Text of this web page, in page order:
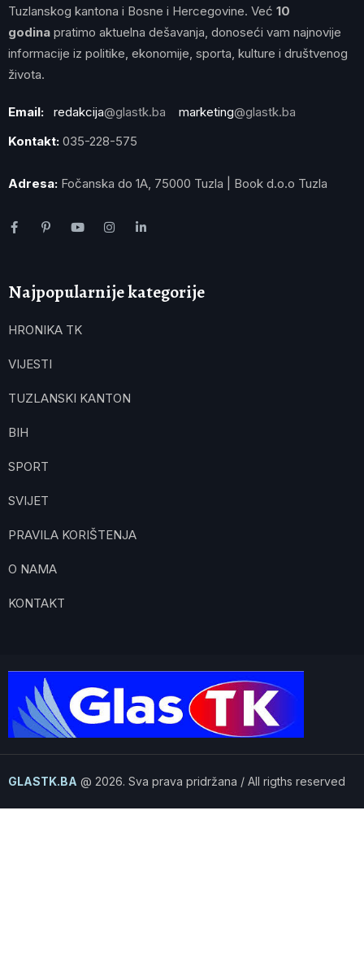
Tuzlanskog kantona i Bosne i Hercegovine. Već 10
godina pratimo aktuelna dešavanja, donoseći vam najnovije
informacije iz politike, ekonomije, sporta, kulture i društvenog
života.
Email: redakcija@glastk.ba marketing@glastk.ba
Kontakt: 035-228-575
Adresa: Fočanska do 1A, 75000 Tuzla | Book d.o.o Tuzla
Najpopularnije kategorije
HRONIKA TK
VIJESTI
TUZLANSKI KANTON
BIH
SPORT
SVIJET
PRAVILA KORIŠTENJA
O NAMA
KONTAKT
GLASTK.BA @ 2026. Sva prava pridržana / All rigths reserved